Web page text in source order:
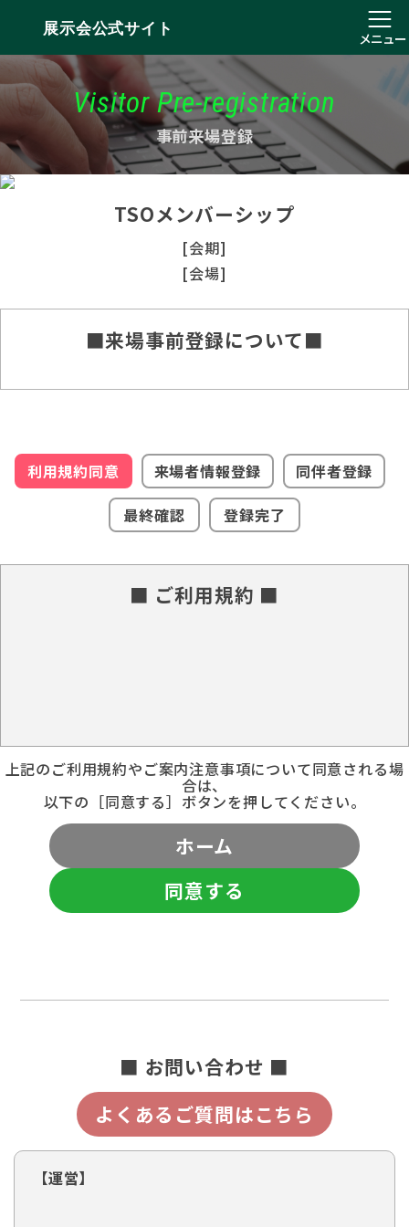
展示会公式サイト
メニュー
Visitor Pre-registration
事前来場登録
TSOメンバーシップ
[会期]
[会場]
■来場事前登録について■
利用規約同意 来場者情報登録
同伴者登録
最終確認
登録完了
■ ご利用規約 ■
上記のご利用規約やご案内注意事項について同意される場
合は、
以下の［同意する］ボタンを押してください。
ホーム
同意する
■ お問い合わせ ■
よくあるご質問はこちら
【運営】